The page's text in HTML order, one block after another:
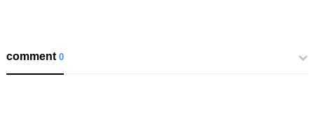
comment0